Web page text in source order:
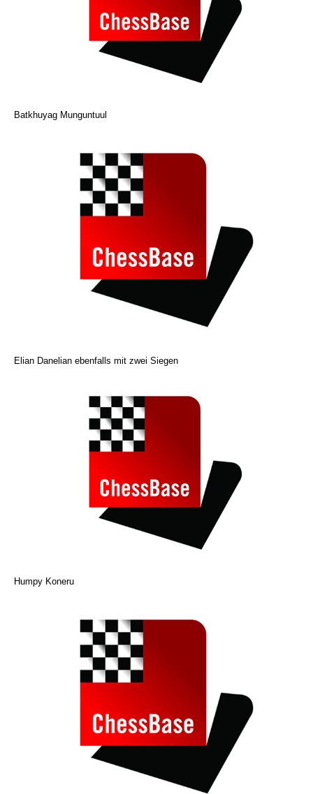
Batkhuyag Munguntuul
Elian Danelian ebenfalls mit zwei Siegen
Humpy Koneru